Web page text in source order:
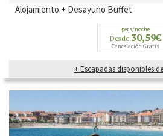
Alojamiento + Desayuno Buffet
pers/noche
Desde 30,59€
Cancelación Gratis
+ Escapadas disponibles